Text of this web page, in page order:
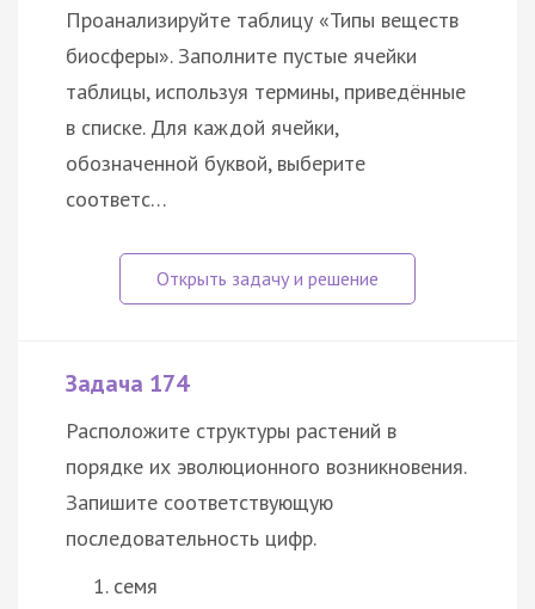
Проанализируйте таблицу «Типы веществ
биосферы». Заполните пустые ячейки
таблицы, используя термины, приведённые
в списке. Для каждой ячейки,
обозначенной буквой, выберите
соответс…
Задача 174
Расположите структуры растений в
порядке их эволюционного возникновения.
Запишите соответствующую
последовательность цифр.
семя